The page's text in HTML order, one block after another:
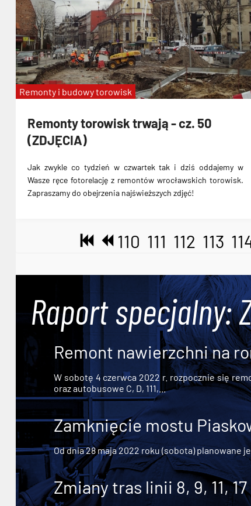
Remonty torowisk trwają - cz. 50
(ZDJĘCIA)
Jak zwykle co tydzień w czwartek tak i dziś oddajemy w
Wasze ręce fotorelację z remontów wrocławskich torowisk.
Zapraszamy do obejrzenia najświeższych zdjęć!
Remonty i budowy torowisk
110 111 112 113
Raport specjalny:
Remont nawierzchni na
W sobotę 4 czerwca 2022 r. rozpocznie się
oraz autobusowe C, D, 111,...
Zamknięcie mostu
Od dnia 28 maja 2022 roku (sobota) planowane
Zmiany tras linii 8, 9, 11, 17